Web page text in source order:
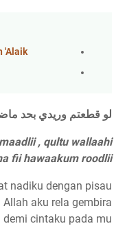
'Alaik
لو قطعتم وريدي بحد
, qultu wallaahi
fii hawaakum roodlii
nadiku dengan pisau
aku rela gembira
demi cintaku pada mu